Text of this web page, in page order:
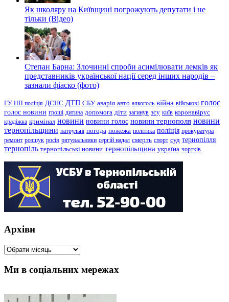
Як школяру на Київщині погрожують депутати і не
тільки (Відео)
Степан Барна: Злочинні спроби асимілювати лемків як
представників української нації серед інших народів –
зазнали фіаско (фото)
ГУ НП поліція ДСНС ДТП СБУ аварія авто алкоголь війна військові голос
голос новини гроші дитина допомога діти загинув зсу київ коронавірус
крадіжка кримінал новини новини голос новини тернополя новини
тернопільщини патрульні погода пожежа політика поліція прокуратура
ремонт розшук росія рятувальники сергій надал смерть спорт суд тернопілля
тернопіль тернопільські новини тернопільщина україна чортків
Архіви
Архіви
Ми в соціальних мережах